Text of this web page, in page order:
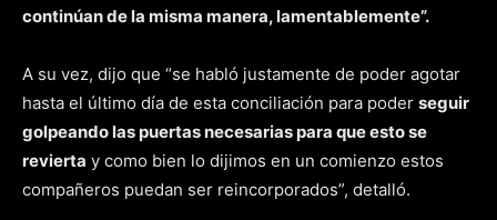
continúan de la misma manera, lamentablemente”.
A su vez, dijo que “se habló justamente de poder agotar
hasta el último día de esta conciliación para poder seguir
golpeando las puertas necesarias para que esto se
revierta y como bien lo dijimos en un comienzo estos
compañeros puedan ser reincorporados”, detalló.